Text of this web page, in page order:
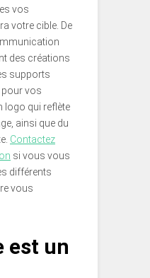
vos
votre cible. De
des créations
supports
vos
logo qui reflète
ainsi que du
Contactez
si vous vous
différents
vous
est un